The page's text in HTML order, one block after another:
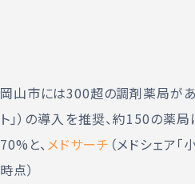
岡山市には300超の調剤薬局が
ト」）の導入を推奨、約150の薬
70%と、 メドサーチ （メドシェア
時点）